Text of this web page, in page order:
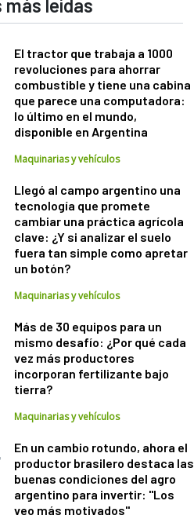
más leídas
El tractor que trabaja a 1000
revoluciones para ahorrar
combustible y tiene una cabina
que parece una computadora:
lo último en el mundo,
disponible en Argentina
Maquinarias y vehículos
Llegó al campo argentino una
tecnología que promete
cambiar una práctica agrícola
clave: ¿Y si analizar el suelo
fuera tan simple como apretar
un botón?
Maquinarias y vehículos
Más de 30 equipos para un
mismo desafío: ¿Por qué cada
vez más productores
incorporan fertilizante bajo
tierra?
Maquinarias y vehículos
En un cambio rotundo, ahora el
productor brasilero destaca las
buenas condiciones del agro
argentino para invertir: "Los
veo más motivados"